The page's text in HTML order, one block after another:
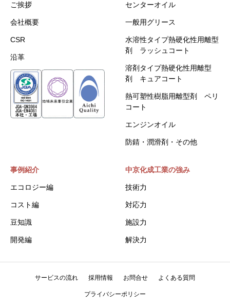
ご挨拶
会社概要
CSR
沿革
センターオイル
一般用グリース
水溶性タイプ熱硬化性用離型
剤 ラッシュコート
溶剤タイプ熱硬化性用離型
剤 キュアコート
熱可塑性樹脂用離型剤 ペリ
コート
エンジンオイル
防錆・潤滑剤・その他
事例紹介
エコロジー編
コスト編
豆知識
開発編
中京化成工業の強み
技術力
対応力
施設力
解決力
サービスの流れ 採用情報 お問合せ よくある質問
プライバシーポリシー